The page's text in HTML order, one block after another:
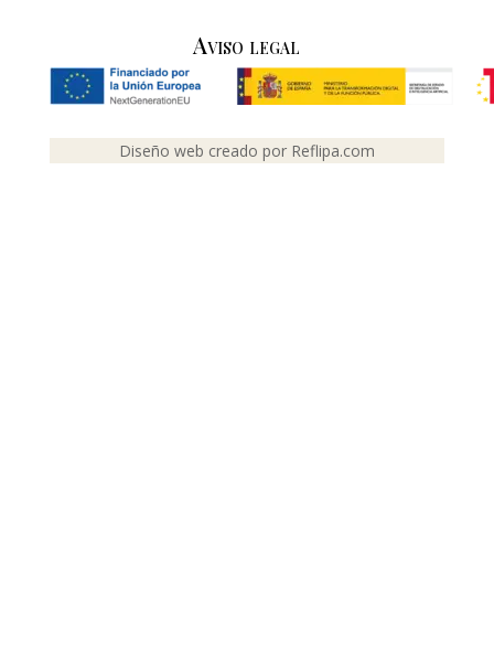
Aviso legal
Diseño web creado por Reflipa.com